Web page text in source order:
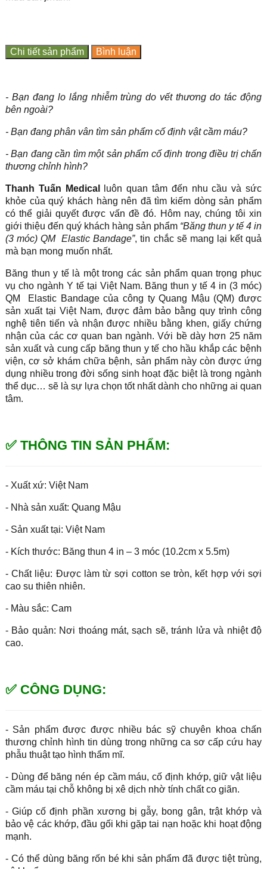
Chi tiết sản phẩm Bình luận
- Bạn đang lo lắng nhiễm trùng do vết thương do tác động
bên ngoài?
- Bạn đang phân vân tìm sản phẩm cố định vật cầm máu?
- Bạn đang cần tìm một sản phẩm cố định trong điều trị chấn
thương chỉnh hình?
Thanh Tuấn Medical
luôn quan tâm đến nhu cầu và sức
khỏe của quý khách hàng nên đã tìm kiếm dòng sản phẩm
có thể giải quyết được vấn đề đó. Hôm nay, chúng tôi xin
giới thiệu đến quý khách hàng sản phẩm “Băng thun y tế 4 in
(3 móc) QM Elastic Bandage”, tin chắc sẽ mang lại kết quả
mà bạn mong muốn nhất.
Băng thun y tế là một trong các sản phẩm quan trọng phục
vụ cho ngành Y tế tại Việt Nam. Băng thun y tế 4 in (3 móc)
QM Elastic Bandage của công ty Quang Mậu (QM) được
sản xuất tại Việt Nam, được đảm bảo bằng quy trình công
nghệ tiên tiến và nhận được nhiều bằng khen, giấy chứng
nhận của các cơ quan ban ngành. Với bề dày hơn 25 năm
sản xuất và cung cấp băng thun y tế cho hầu khắp các bệnh
viện, cơ sở khám chữa bệnh, sản phẩm này còn được ứng
dụng nhiều trong đời sống sinh hoạt đặc biệt là trong ngành
thể dục… sẽ là sự lựa chọn tốt nhất dành cho những ai quan
tâm.
✅ THÔNG TIN SẢN PHẨM:
- Xuất xứ: Việt Nam
- Nhà sản xuất: Quang Mậu
- Sản xuất tại: Việt Nam
- Kích thước: Băng thun 4 in – 3 móc (10.2cm x 5.5m)
- Chất liệu: Được làm từ sợi cotton se tròn, kết hợp với sợi
cao su thiên nhiên.
- Màu sắc: Cam
- Bảo quản: Nơi thoáng mát, sạch sẽ, tránh lửa và nhiệt độ
cao.
✅ CÔNG DỤNG:
- Sản phẩm được được nhiều bác sỹ chuyên khoa chấn
thương chỉnh hình tin dùng trong những ca sơ cấp cứu hay
phẫu thuật tạo hình thẩm mĩ.
- Dùng để băng nén ép cầm máu, cố định khớp, giữ vật liệu
cầm máu tại chỗ không bị xê dịch nhờ tính chất co giãn.
- Giúp cố định phần xương bị gẫy, bong gân, trật khớp và
bảo vệ các khớp, đầu gối khi gặp tai nạn hoặc khi hoạt động
mạnh.
- Có thể dùng băng rốn bé khi sản phẩm đã được tiệt trùng,